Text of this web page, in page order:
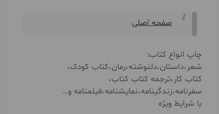
صفحه اصلی
چاپ انواع کتاب:
شعر،داستان،دلنوشته،رمان،کتاب کودک،
کتاب کار،ترجمه کتاب کتاب،
سفرنامه،زندگینامه،نمایشنامه،فیلمنامه و…
با شرایط ویژه